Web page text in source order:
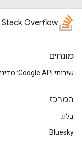
Stack Overflow
מונחים
שירותי Google API: מדיניות בנושא נתוני משתמשים
המרכז
בלוג
Bluesky